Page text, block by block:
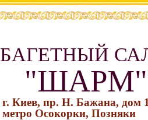
БАГЕТНЫЙ
"ШАРМ"
г. Киев, пр. Н. Бажана, дом
метро Осокорки, Позняки